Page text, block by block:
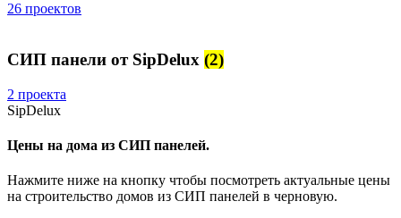
26 проектов
СИП панели от SipDelux (2)
2 проекта
SipDelux
Цены на дома из СИП панелей.
Нажмите ниже на кнопку чтобы посмотреть актуальные цены
на строительство домов из СИП панелей в черновую.